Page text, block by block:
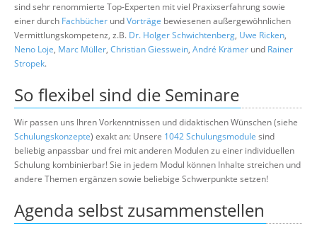
sind sehr renommierte Top-Experten mit viel Praxixserfahrung sowie
einer durch Fachbücher undVorträge bewiesenen außergewöhnlichen
Vermittlungskompetenz, z.B. Dr. Holger Schwichtenberg, Uwe Ricken,
Neno Loje, Marc Müller, Christian Giesswein, André Krämer und Rainer
Stropek.
So flexibel sind die Seminare
Wir passen uns Ihren Vorkenntnissen und didaktischen Wünschen (siehe
Schulungskonzepte) exakt an: Unsere 1042 Schulungsmodule sind
beliebig anpassbar und frei mit anderen Modulen zu einer individuellen
Schulung kombinierbar! Sie in jedem Modul können Inhalte streichen und
andere Themen ergänzen sowie beliebige Schwerpunkte setzen!
Agenda selbst zusammenstellen